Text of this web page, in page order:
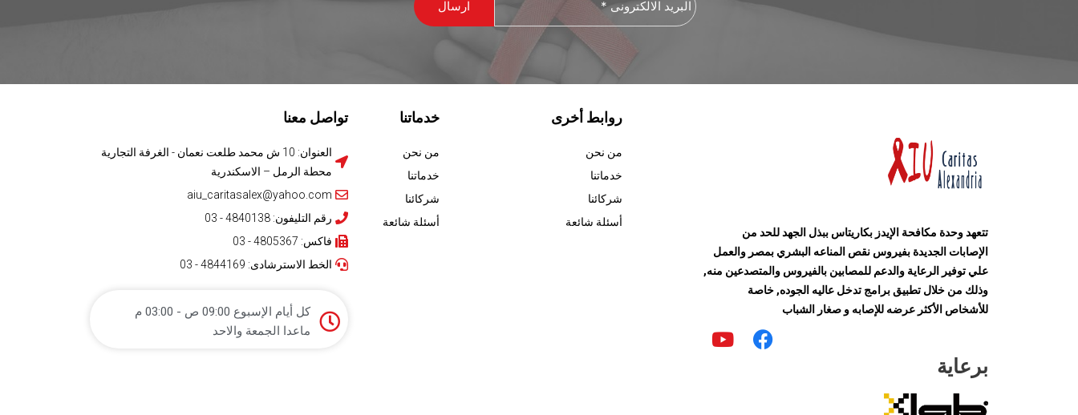
الالكترونى
*
تتعهد وحدة مكافحة الإيدز بكاريتاس ببذل الجهد للحد من
الإصابات الجديدة بفيروس نقص المناعه البشري بمصر والعمل
علي توفير الرعاية والدعم للمصابين بالفيروس والمتصدعين منه,
وذلك من خلال تطبيق برامج تدخل عاليه الجوده, خاصة
للأشخاص الأكثر عرضه للإصابه و صغار الشباب
F
a
Y
o
برعاية
روابط أخرى
من نحن
خدماتنا
شركائنا
أسئلة شائعة
خدماتنا
من نحن
خدماتنا
شركائنا
أسئلة شائعة
تواصل معنا
العنوان: 10 ش محمد طلعت نعمان - الغرفة التجارية
محطة الرمل – الاسكندرية
aiu_caritasalex@yahoo.com
رقم التليفون: 4840138 - 03
فاكس: 4805367 - 03
الخط الاسترشادى: 4844169 - 03
كل أيام الإسبوع 09:00 ص - 03:00 م
ماعدا الجمعة والاحد